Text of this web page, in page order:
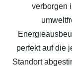
verborgen
perfekt auf die
Standort